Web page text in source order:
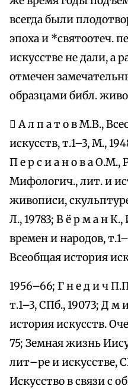
всегда были
эпоха и *святоотеч.
искусстве не дали, а
отмечен
образцами библ.
 А л п а т о в М.В.,
искусств, т.1–3, М.,
П е р с и а н о в а О.М.,
Мифологич., лит. и
живописи,
Л., 19783; В ё р м а н
времен и народов,
Всеобщая история
1956–66; Г н е д и ч
т.1–3, СПб., 19073; Д м
история искусств.
75; Земная жизнь
лит–ре и искусстве,
Искусство в связи с